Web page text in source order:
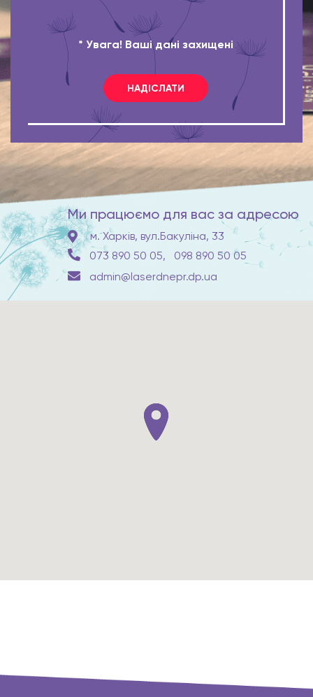
* Увага! Ваші дані захищені
НАДІСЛАТИ
Ми працюємо для вас за адресою
м. Харків, вул.Бакуліна, 33
073 890 50 05,
098 890 50 05
admin@laserdnepr.dp.ua